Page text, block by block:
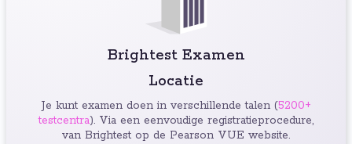
Brightest Examen
Locatie
Je kunt examen doen in verschillende talen (5200+
testcentra). Via een eenvoudige registratieprocedure,
van Brightest op de Pearson VUE website.